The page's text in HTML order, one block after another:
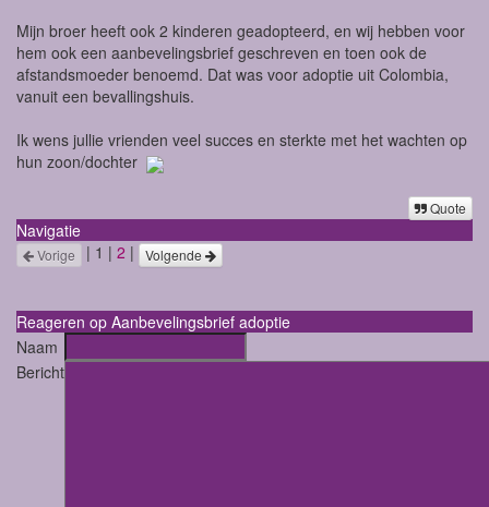
Mijn broer heeft ook 2 kinderen geadopteerd, en wij hebben voor
hem ook een aanbevelingsbrief geschreven en toen ook de
afstandsmoeder benoemd. Dat was voor adoptie uit Colombia,
vanuit een bevallingshuis.
Ik wens jullie vrienden veel succes en sterkte met het wachten op
hun zoon/dochter
Quote
Navigatie
Vorige | 1 | 2 | Volgende
Reageren op Aanbevelingsbrief adoptie
Naam
Bericht